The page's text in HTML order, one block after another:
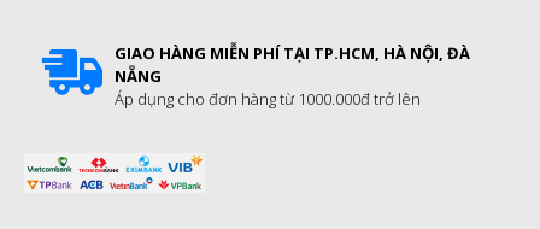
GIAO HÀNG MIỄN PHÍ TẠI TP.HCM, HÀ NỘI, ĐÀ
NẴNG
Áp dụng cho đơn hàng từ 1000.000đ trở lên